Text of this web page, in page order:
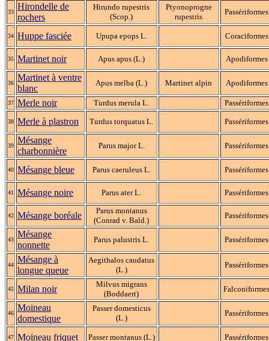
33
Hirondelle de
rochers
Hirundo rupestris
(Scop.)
Ptyonoprogne
rupestris
Passériformes
34 Huppe fasciée Upupa epops L. Coraciformes
35 Martinet noir Apus apus (L.) Apodiformes
36
Martinet à ventre
blanc
Apus melba (L.) Martinet alpin Apodiformes
37 Merle noir Turdus merula L. Passériformes
38 Merle à plastron Turdus torquatus L. Passériformes
39
Mésange
charbonnière
Parus major L. Passériformes
40 Mésange bleue Parus caeruleus L. Passériformes
41 Mésange noire Parus ater L. Passériformes
42 Mésange boréale
Parus montanus
(Conrad v. Bald.)
Passériformes
43
Mésange
nonnette
Parus palustris L. Passériformes
44
Mésange à
longue queue
Aegithalos caudatus
(L.)
Passériformes
45 Milan noir
Milvus migrans
(Boddaert)
46
Moineau
domestique
Passer domesticus
(L.)
Passériformes
47 Moineau friquet Passer montanus (L.) Passériformes